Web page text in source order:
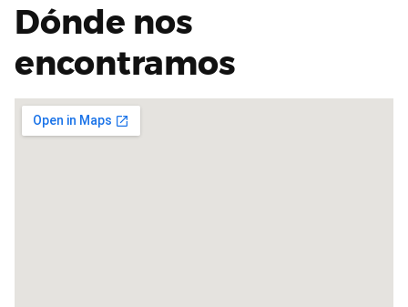
Dónde nos
encontramos